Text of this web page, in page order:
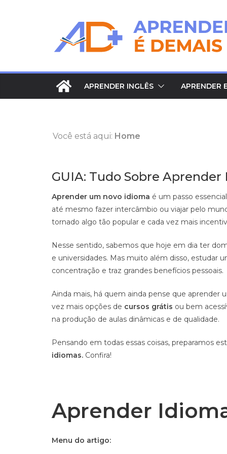
APRENDER INGLÊS APRENDER
Você está aqui: Home
GUIA: Tudo Sobre Aprender
Aprender um novo idioma é um passo
até mesmo fazer intercâmbio ou viajar pelo
tornado algo tão popular e cada vez mais
Nesse sentido, sabemos que hoje em dia ter
e universidades. Mas muito além disso, estudar
concentração e traz grandes benefícios pessoais.
Ainda mais, há quem ainda pense que aprender
vez mais opções de cursos grátis ou bem
na produção de aulas dinâmicas e de qualidade.
Pensando em todas essas coisas, preparamos
idiomas. Confira!
Aprender
Menu do artigo: